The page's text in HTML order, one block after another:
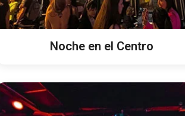
Noche en el Centro